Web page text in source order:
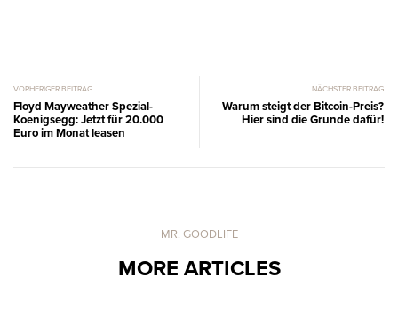
VORHERIGER BEITRAG
Floyd Mayweather Spezial-
Koenigsegg: Jetzt für 20.000
Euro im Monat leasen
NÄCHSTER BEITRAG
Warum steigt der Bitcoin-Preis?
Hier sind die Grunde dafür!
MR. GOODLIFE
MORE ARTICLES